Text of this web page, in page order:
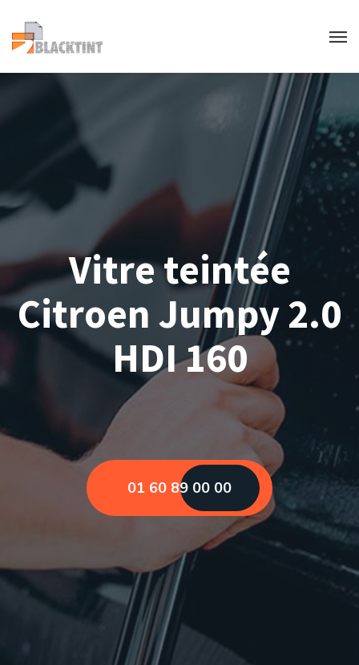
Vitre teintée
Citroen Jumpy 2.0
HDI 160
01 60 89 00 00